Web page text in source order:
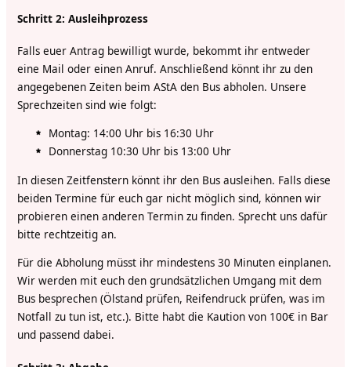
Schritt 2: Ausleihprozess
Falls euer Antrag bewilligt wurde, bekommt ihr entweder
eine Mail oder einen Anruf. Anschließend könnt ihr zu den
angegebenen Zeiten beim AStA den Bus abholen. Unsere
Sprechzeiten sind wie folgt:
Montag: 14:00 Uhr bis 16:30 Uhr
Donnerstag 10:30 Uhr bis 13:00 Uhr
In diesen Zeitfenstern könnt ihr den Bus ausleihen. Falls diese
beiden Termine für euch gar nicht möglich sind, können wir
probieren einen anderen Termin zu finden. Sprecht uns dafür
bitte rechtzeitig an.
Für die Abholung müsst ihr mindestens 30 Minuten einplanen.
Wir werden mit euch den grundsätzlichen Umgang mit dem
Bus besprechen (Ölstand prüfen, Reifendruck prüfen, was im
Notfall zu tun ist, etc.). Bitte habt die Kaution von 100€ in Bar
und passend dabei.